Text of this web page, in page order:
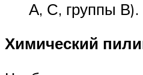
А, С, группы В).
Химический